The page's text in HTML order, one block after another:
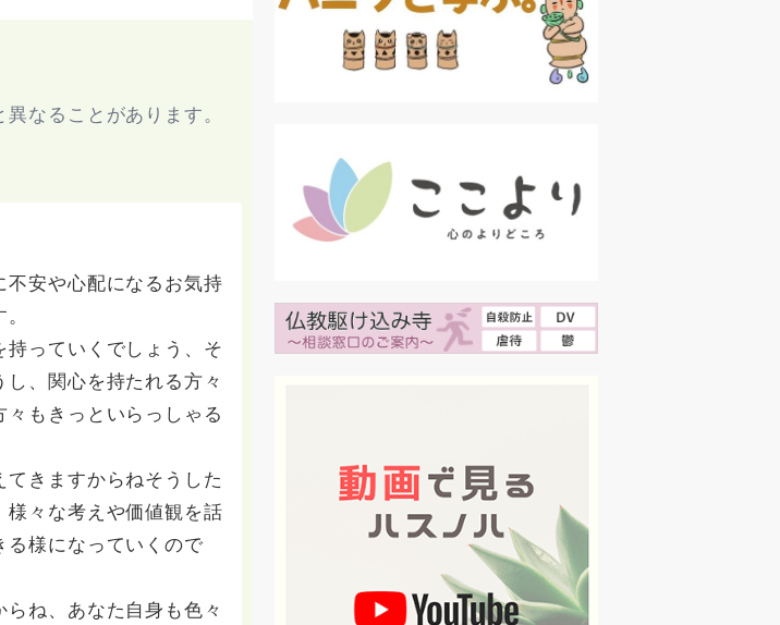
なることがあります。
安や心配になるお気持
っていくでしょう、そ
、関心を持たれる方々
もきっといらっしゃる
きますからねそうした
々な考えや価値観を話
る様になっていくので
ね、あなた自身も色々